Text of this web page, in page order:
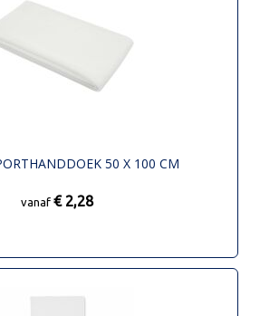
50 X 100 CM
vanaf € 2,28